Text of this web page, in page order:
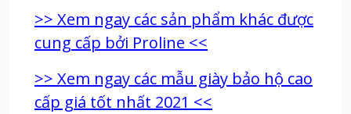
>> Xem ngay các sản phẩm khác được
cung cấp bởi Proline <<
>> Xem ngay các mẫu giày bảo hộ cao
cấp giá tốt nhất 2021 <<